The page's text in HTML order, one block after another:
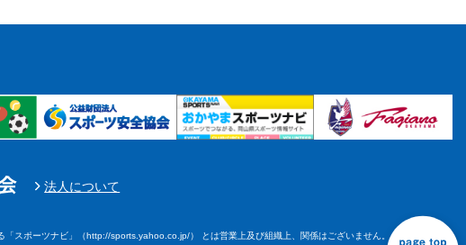
法人について
スポーツナビ」（http://sports.yahoo.co.jp/） とは営業上及び組織上、関係はございません。